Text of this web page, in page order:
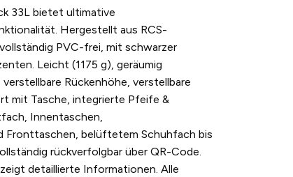
33L bietet ultimative
Hergestellt aus RCS-
PVC-frei, mit schwarzer
Leicht (1175 g), geräumig
Rückenhöhe, verstellbare
mit Tasche, integrierte Pfeife &
Innentaschen,
Fronttaschen, belüftetem Schuhfach bis
rückverfolgbar über QR-Code.
detaillierte Informationen. Alle